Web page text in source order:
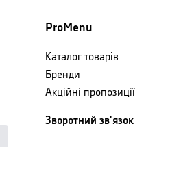
ProMenu
Каталог товарів
Бренди
Акційні пропозиції
Зворотний зв'язок